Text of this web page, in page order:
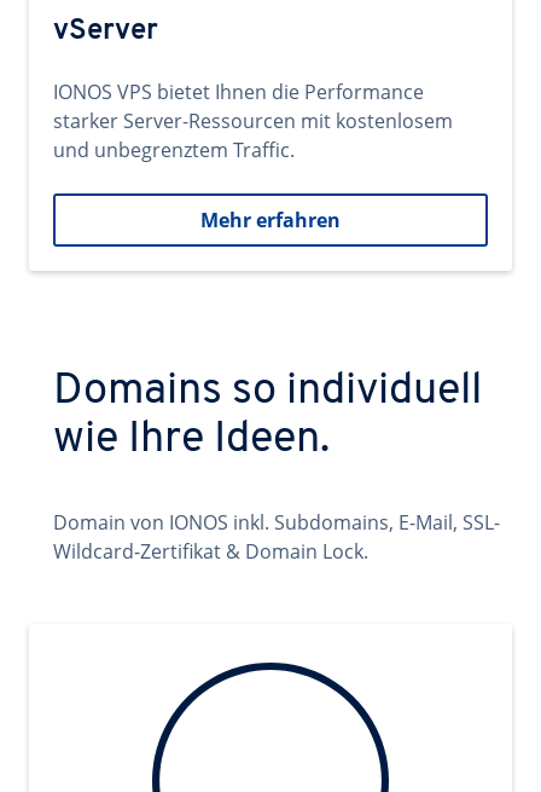
vServer
IONOS VPS bietet Ihnen die Performance
starker Server-Ressourcen mit kostenlosem
und unbegrenztem Traffic.
Mehr erfahren
Domains so individuell
wie Ihre Ideen.
Domain von IONOS inkl. Subdomains, E-Mail, SSL-
Wildcard-Zertifikat & Domain Lock.